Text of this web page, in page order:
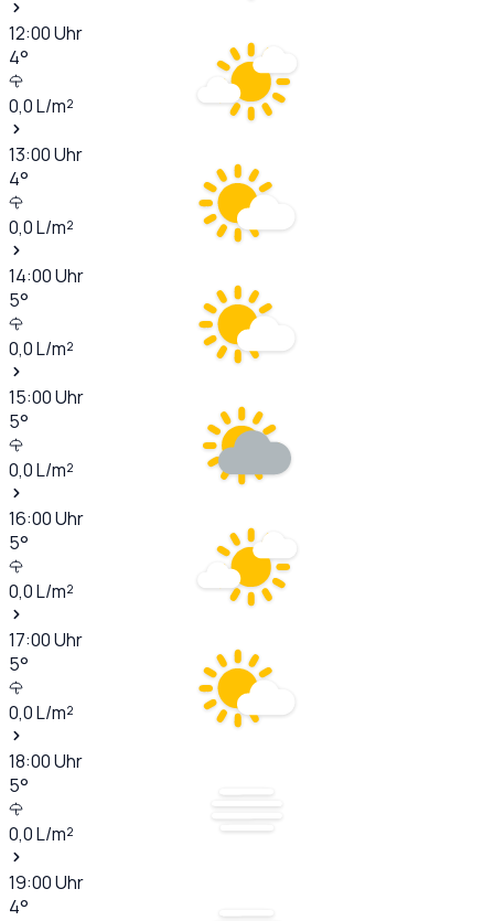
12:00Uhr
4°
0,0L/m²
13:00Uhr
4°
0,0L/m²
14:00Uhr
5°
0,0L/m²
15:00Uhr
5°
0,0L/m²
16:00Uhr
5°
0,0L/m²
17:00Uhr
5°
0,0L/m²
18:00Uhr
5°
0,0L/m²
19:00Uhr
4°